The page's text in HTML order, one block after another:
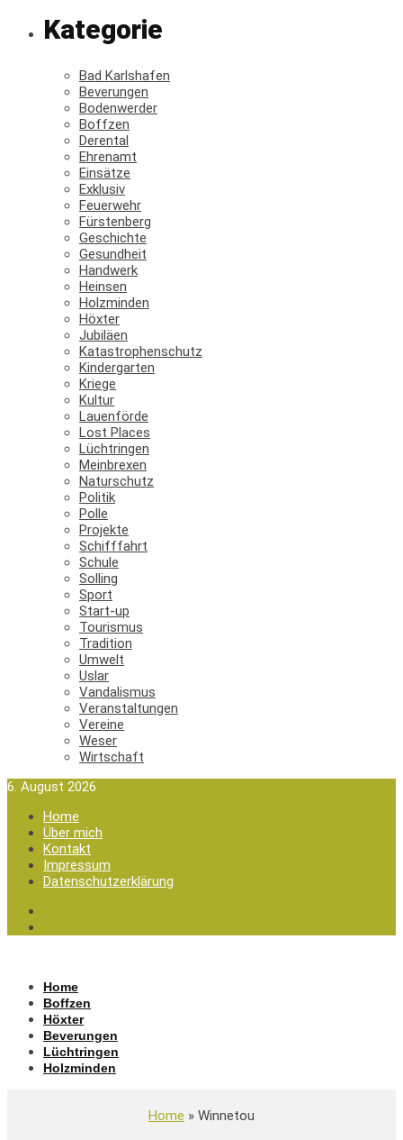
Kategorie
Bad Karlshafen
Beverungen
Bodenwerder
Boffzen
Derental
Ehrenamt
Einsätze
Exklusiv
Feuerwehr
Fürstenberg
Geschichte
Gesundheit
Handwerk
Heinsen
Holzminden
Höxter
Jubiläen
Katastrophenschutz
Kindergarten
Kriege
Kultur
Lauenförde
Lost Places
Lüchtringen
Meinbrexen
Naturschutz
Politik
Polle
Projekte
Schifffahrt
Schule
Solling
Sport
Start-up
Tourismus
Tradition
Umwelt
Uslar
Vandalismus
Veranstaltungen
Vereine
Weser
Wirtschaft
6. August 2026
Home
Über mich
Kontakt
Impressum
Datenschutzerklärung
Home
Boffzen
Höxter
Beverungen
Lüchtringen
Holzminden
Home » Winnetou